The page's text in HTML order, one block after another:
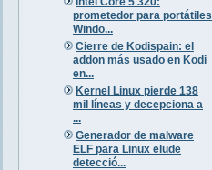
prometedor para portátiles
Windo...
Cierre de Kodispain: el
addon más usado en Kodi
en...
Kernel Linux pierde 138
mil líneas y decepciona a
...
Generador de malware
ELF para Linux elude
detecció...